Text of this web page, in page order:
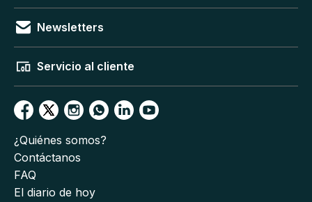
Newsletters
Servicio al cliente
¿Quiénes somos?
Contáctanos
FAQ
El diario de hoy